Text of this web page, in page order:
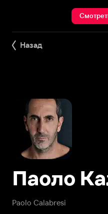
Назад
Paolo Calabresi
Паоло